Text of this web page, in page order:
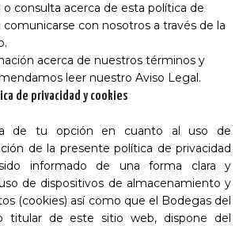
o consulta acerca de esta política de
con nosotros a través de la
acerca de nuestros términos y
leer nuestro Aviso Legal.
de privacidad y cookies
de tu opción en cuanto al uso de
de la presente política de privacidad
informado de una forma clara y
de dispositivos de almacenamiento y
(cookies) así como que el Bodegas del
titular de este sitio web, dispone del